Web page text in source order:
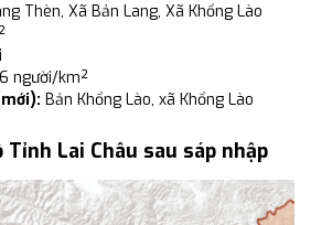
Thèn, Xã Bản Lang, Xã Khổng Lào
người/km²
Bản Khổng Lào, xã Khổng Lào
Tỉnh Lai Châu sau sáp nhập